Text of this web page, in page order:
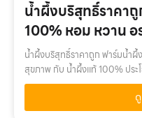
น้ำผึ้งบริสุทธิ์ราคา
100% หอม หวาน
น้ำผึ้งบริสุทธิ์ราคาถูก ฟาร์มน้ำผึ้
สุขภาพ กับ น้ำผึ้งแท้ 100% ประ
บริสุทธิ์ราคาถูก เติมความหวา